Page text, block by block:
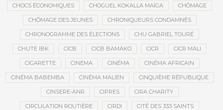
CHOCS ÉCONOMIQUES CHOGUEL KOKALLA MAÏGA CHÔMAGE
CHÔMAGE DES JEUNES CHRONIQUEURS CONDAMNÉS
CHRONOGRAMME DES ÉLECTIONS CHU GABRIEL TOURÉ
CHUTE IBK CICB CICB BAMAKO CICR CICR MALI
CIGARETTE CINEMA CINÉMA CINÉMA AFRICAIN
CINÉMA BABEMBA CINÉMA MALIEN CINQUIÈME RÉPUBLIQUE
CINSERE-ANR CIPRES CIRA CHARITY
CIRCULATION ROUTIÈRE CIRDI CITÉ DES 333 SAINTS